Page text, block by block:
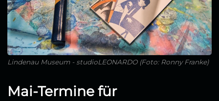
Lindenau Museum - studioLEONARDO (Foto: Ronny Franke)
Mai-Termine für